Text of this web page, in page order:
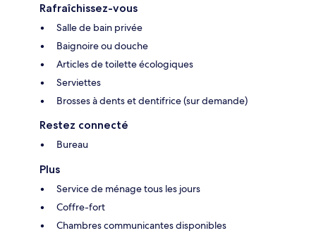
Rafraîchissez-vous
Salle de bain privée
Baignoire ou douche
Articles de toilette écologiques
Serviettes
Brosses à dents et dentifrice (sur demande)
Restez connecté
Bureau
Plus
Service de ménage tous les jours
Coffre-fort
Chambres communicantes disponibles